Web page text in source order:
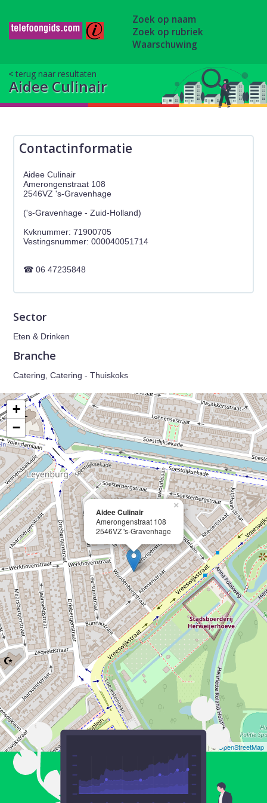
Zoek op naam
Zoek op rubriek
Waarschuwing
terug naar resultaten
Aidee Culinair
Contactinformatie
Aidee Culinair
Amerongenstraat 108
2546VZ 's-Gravenhage
('s-Gravenhage - Zuid-Holland)
Kvknummer: 71900705
06 47235848
Sector
Eten & Drinken
Branche
Catering, Catering - Thuiskoks
Aidee Culinair
Amerongenstraat 108
2546VZ 's-Gravenhage
×
+
−
| © OpenStreetMap